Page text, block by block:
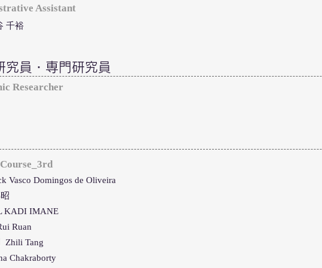
Assistant
千裕
究員・専門研究員
Researcher
Vasco Domingos de Oliveira
KADI IMANE
Ruan
Zhili Tang
Chakraborty